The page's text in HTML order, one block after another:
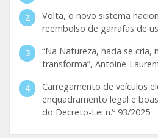
Volta, o novo sistema
reembolso de garrafas de
“Na Natureza, nada se cria,
transforma”, Antoine-
Carregamento de veículos
enquadramento legal e
do Decreto-Lei n.º 93/2025